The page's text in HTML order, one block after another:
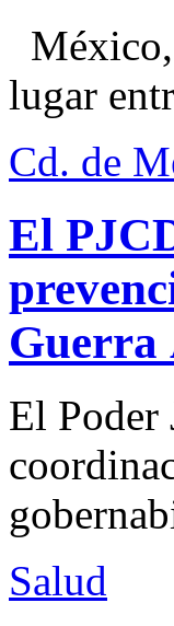
lugar
Cd. de
El
Guerra
El Poder
Salud